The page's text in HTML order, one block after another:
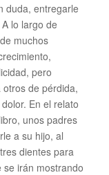
duda, entregarle
lo largo de
muchos
pero
de pérdida,
En el relato
unos padres
a su hijo, al
dientes para
irán mostrando